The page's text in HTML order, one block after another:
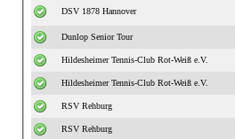
DSV 1878 Hannover
Dunlop Senior Tour
Hildesheimer Tennis-Club Rot-Weiß e.V.
Hildesheimer Tennis-Club Rot-Weiß e.V.
RSV Rehburg
RSV Rehburg